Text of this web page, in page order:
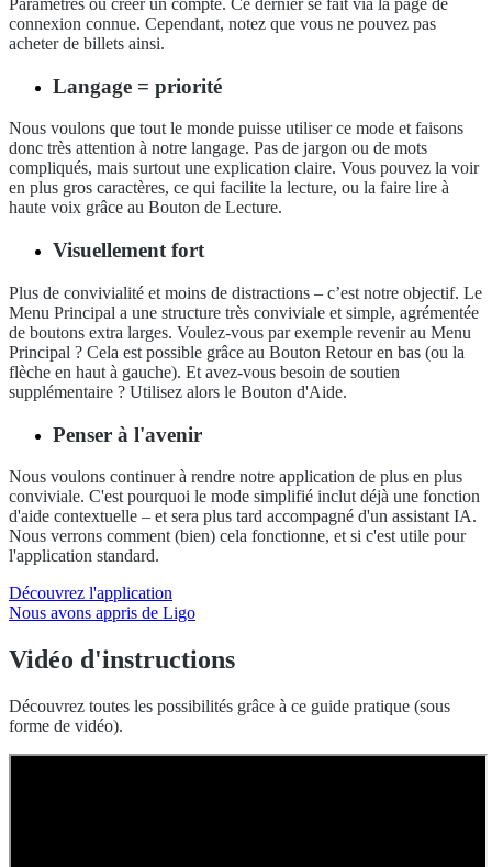
Paramètres ou créer un compte. Ce dernier se fait via la page de
connexion connue. Cependant, notez que vous ne pouvez pas
acheter de billets ainsi.
Langage = priorité
Nous voulons que tout le monde puisse utiliser ce mode et faisons
donc très attention à notre langage. Pas de jargon ou de mots
compliqués, mais surtout une explication claire. Vous pouvez la voir
en plus gros caractères, ce qui facilite la lecture, ou la faire lire à
haute voix grâce au Bouton de Lecture.
Visuellement fort
Plus de convivialité et moins de distractions – c’est notre objectif. Le
Menu Principal a une structure très conviviale et simple, agrémentée
de boutons extra larges. Voulez-vous par exemple revenir au Menu
Principal ? Cela est possible grâce au Bouton Retour en bas (ou la
flèche en haut à gauche). Et avez-vous besoin de soutien
supplémentaire ? Utilisez alors le Bouton d'Aide.
Penser à l'avenir
Nous voulons continuer à rendre notre application de plus en plus
conviviale. C'est pourquoi le mode simplifié inclut déjà une fonction
d'aide contextuelle – et sera plus tard accompagné d'un assistant IA.
Nous verrons comment (bien) cela fonctionne, et si c'est utile pour
l'application standard.
Découvrez l'application
Nous avons appris de Ligo
Vidéo d'instructions
Découvrez toutes les possibilités grâce à ce guide pratique (sous
forme de vidéo).